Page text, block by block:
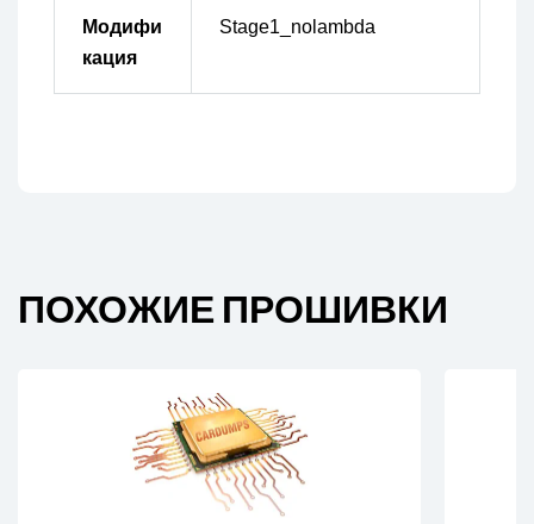
Модифи
кация
Stage1_nolambda
ПОХОЖИЕ ПРОШИВКИ